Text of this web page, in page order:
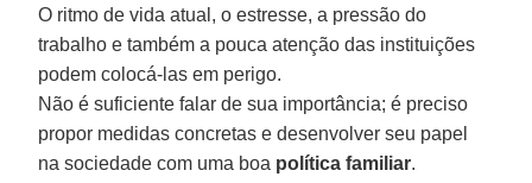
O ritmo de vida atual, o estresse, a pressão do
trabalho e também a pouca atenção das instituições
podem colocá-las em perigo.
Não é suficiente falar de sua importância; é preciso
propor medidas concretas e desenvolver seu papel
na sociedade com uma boa política familiar.